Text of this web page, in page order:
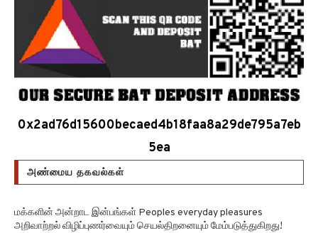
0x2ad76d15600becaed4b18faa8a29de795a7eb
5ea
அண்மைய தகவல்கள்
மக்களின் அன்றாட இன்பங்கள் Peoples everyday pleasures
அறிவாற்றல் விழிப்புணர்வையும் செயல்திறனையும் மேம்படுத்துகிறது!